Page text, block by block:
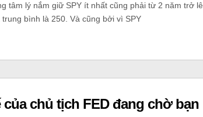
tâm lý nắm giữ SPY ít nhất cũng phải từ 2 năm trở
trung bình là 250. Và cũng bởi vì SPY
của chủ tịch FED đang chờ